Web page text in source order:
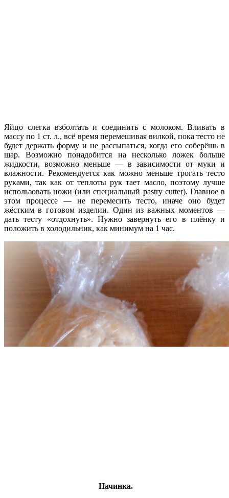
Яйцо слегка взболтать и соединить с молоком. Вливать в
массу по 1 ст. л., всё время перемешивая вилкой, пока тесто не
будет держать форму и не рассыпаться, когда его соберёшь в
шар. Возможно понадобится на несколько ложек больше
жидкости, возможно меньше — в зависимости от муки и
влажности. Рекомендуется как можно меньше трогать тесто
руками, так как от теплоты рук тает масло, поэтому лучше
использовать ножи (или специальный pastry cutter). Главное в
этом процессе — не перемесить тесто, иначе оно будет
жёстким в готовом изделии. Один из важных моментов —
дать тесту «отдохнуть». Нужно завернуть его в плёнку и
положить в холодильник, как минимум на 1 час.
Начинка.